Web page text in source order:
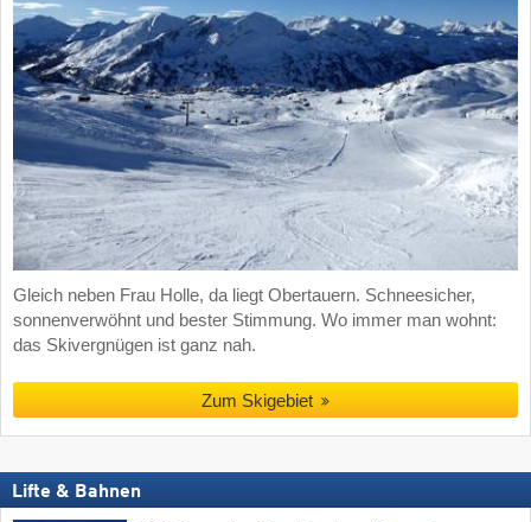
Gleich neben Frau Holle, da liegt Obertauern. Schneesicher,
sonnenverwöhnt und bester Stimmung. Wo immer man wohnt:
das Skivergnügen ist ganz nah.
Zum Skigebiet
Lifte & Bahnen